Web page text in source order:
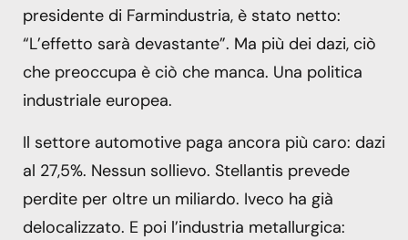
presidente di Farmindustria, è stato netto:
“L’effetto sarà devastante”. Ma più dei dazi, ciò
che preoccupa è ciò che manca. Una politica
industriale europea.
Il settore automotive paga ancora più caro: dazi
al 27,5%. Nessun sollievo. Stellantis prevede
perdite per oltre un miliardo. Iveco ha già
delocalizzato. E poi l’industria metallurgica: